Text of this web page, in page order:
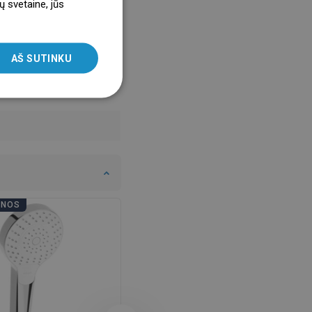
LITHUANIAN
svetaine, jūs
AŠ SUTINKU